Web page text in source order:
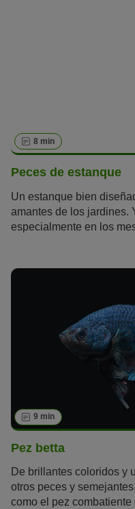
8 min
Peces de estanque
Un estanque bien
amantes de los jardines.
especialmente en los
presentamos los cinco
9 min
Pez betta
De brillantes coloridos y
otros peces y
como el pez